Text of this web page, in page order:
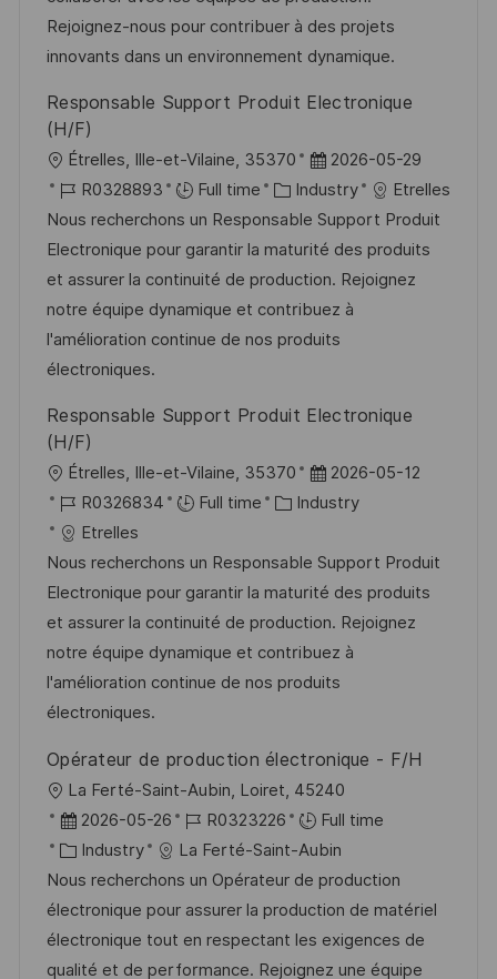
n
a
t
r
y
Rejoignez-nous pour contribuer à des projets
innovants dans un environnement dynamique.
Responsable Support Produit Electronique
(H/F)
L
o
c
a
t
i
o
n
Étrelles, Ille-et-Vilaine, 35370
P
o
s
t
e
d
D
e
2026-05-29
J
o
b
I
d
R0328893 Full time
C
a
t
e
g
o
Industry
Etrelles
Nous recherchons un Responsable Support Produit
Electronique pour garantir la maturité des produits
et assurer la continuité de production. Rejoignez
notre équipe dynamique et contribuez à
l'amélioration continue de nos produits
électroniques.
Responsable Support Produit Electronique
(H/F)
L
o
c
a
t
i
o
n
Étrelles, Ille-et-Vilaine, 35370
P
o
t
e
d
D
a
2026-05-12
J
o
b
I
d
R0326834 Full time
C
t
e
g
o
r
Industry
Etrelles
Nous recherchons un Responsable Support Produit
Electronique pour garantir la maturité des produits
et assurer la continuité de production. Rejoignez
notre équipe dynamique et contribuez à
l'amélioration continue de nos produits
électroniques.
Opérateur de production électronique - F/H
L
o
c
a
t
i
o
La Ferté-Saint-Aubin, Loiret, 45240
P
o
s
t
e
d
2026-05-26
J
o
b
I
d
R0323226
Full time
C
a
t
e
g
Industry
La Ferté-Saint-Aubin
Nous recherchons un Opérateur de production
électronique pour assurer la production de matériel
électronique tout en respectant les exigences de
qualité et de performance. Rejoignez une équipe